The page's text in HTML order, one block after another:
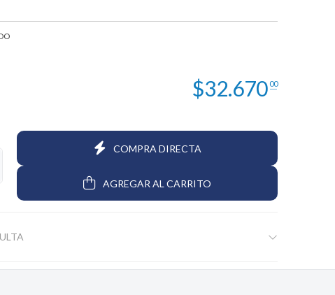
$32.670 00
COMPRA DIRECTA
AGREGAR AL CARRITO
$28.106